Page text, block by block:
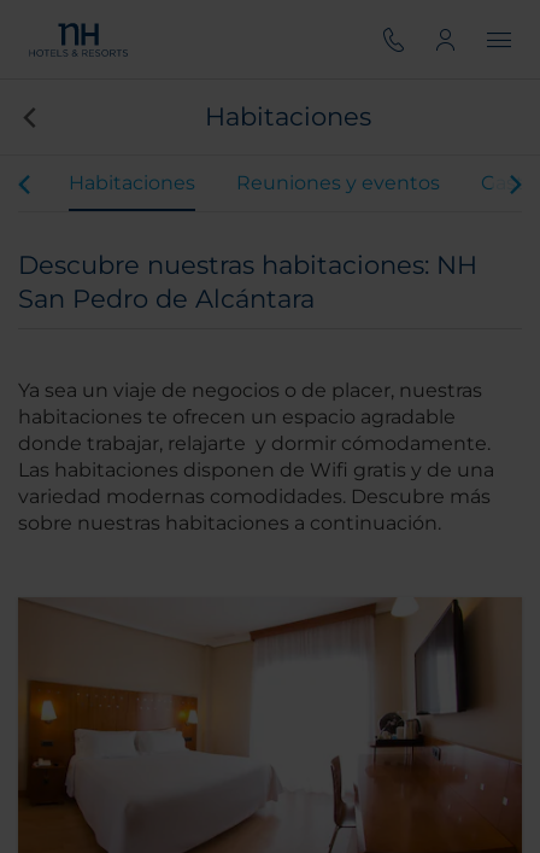
Habitaciones
Habitaciones Reuniones y eventos
Descubre nuestras habitaciones: NH
San Pedro de Alcántara
Ya sea un viaje de negocios o de placer, nuestras
habitaciones te ofrecen un espacio agradable
donde trabajar, relajarte y dormir cómodamente.
Las habitaciones disponen de Wifi gratis y de una
variedad modernas comodidades. Descubre más
sobre nuestras habitaciones a continuación.